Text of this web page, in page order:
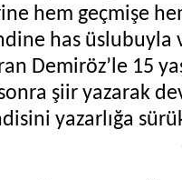
hem geçmişe
has üslubuyla
Demiröz’le 15
şiir yazarak
yazarlığa